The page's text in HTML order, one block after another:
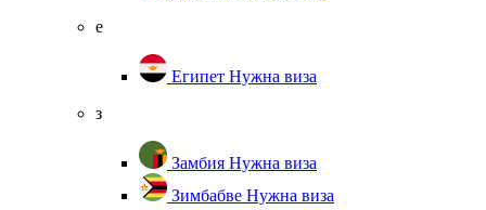
е
Египет Нужна виза
з
Замбия Нужна виза
Зимбабве Нужна виза